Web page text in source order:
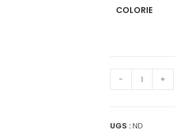
COLORIE
- +
UGS :ND